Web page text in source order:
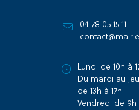
04 78 05 15 11
Lundi de 10h à
Du mardi au
de 13h à 17h
Vendredi de 9h